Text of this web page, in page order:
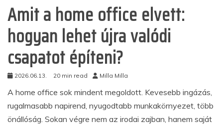
Amit a home office elvett:
hogyan lehet újra valódi
csapatot építeni?
2026.06.13. 20 min read Milla Milla
A home office sok mindent megoldott. Kevesebb ingázás,
rugalmasabb napirend, nyugodtabb munkakörnyezet, több
önállóság. Sokan végre nem az irodai zajban, hanem saját